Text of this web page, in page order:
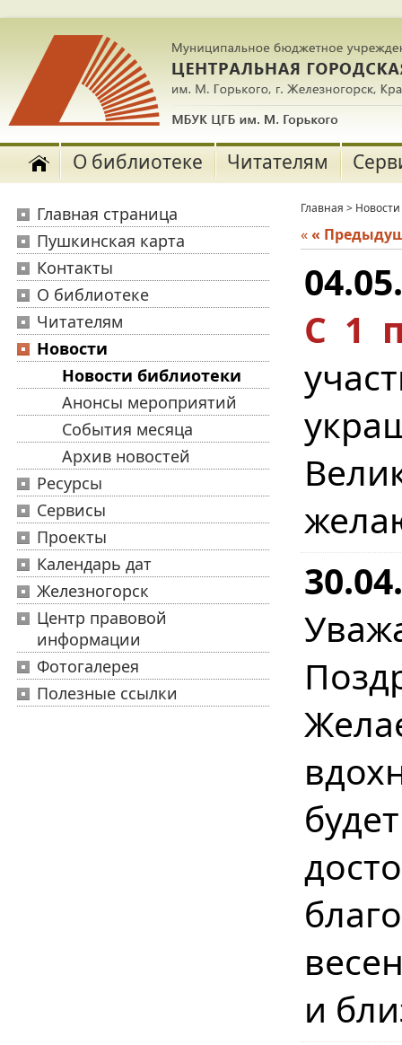
О библиотеке Читателям
Главная страница
Пушкинская карта
Контакты
О библиотеке
Читателям
Новости
Новости библиотеки
Анонсы мероприятий
События месяца
Архив новостей
Ресурсы
Сервисы
Проекты
Календарь дат
Железногорск
Центр правовой
информации
Фотогалерея
Полезные ссылки
Главная > Новости
««
С 1
и